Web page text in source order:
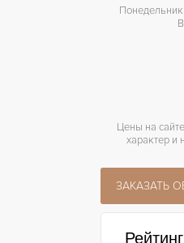
Цены на
характер и
ЗАКАЗАТЬ